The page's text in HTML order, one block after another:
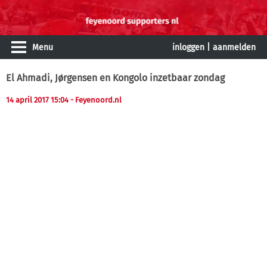
Menu inloggen aanmelden
El Ahmadi, Jørgensen en Kongolo inzetbaar zondag
14 april 2017 15:04 - Feyenoord.nl